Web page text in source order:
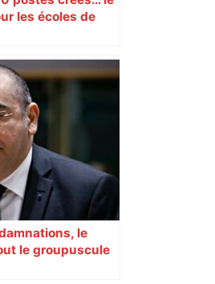
les écoles de
le
le groupuscule